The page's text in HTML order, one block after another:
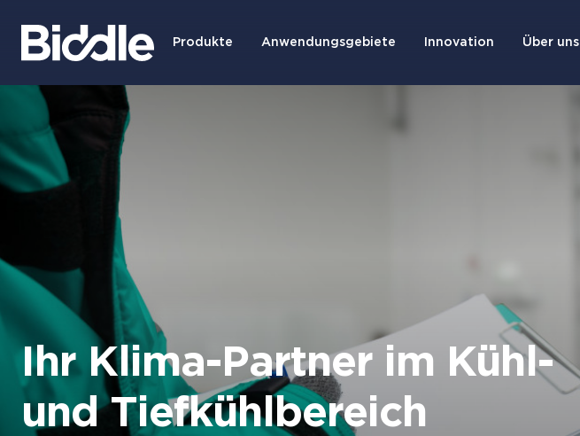
Produkte Anwendungsgebiete Innovation Über uns
Ihr Klima-Partner im Kühl-
und Tiefkühlbereich